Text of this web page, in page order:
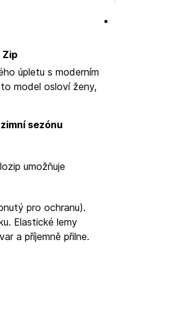
Zip
úpletu s moderním
model osloví ženy,
sezónu
umožňuje
pro ochranu).
Elastické lemy
a příjemně přilne.